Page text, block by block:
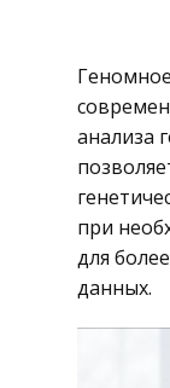
анализа
при
для
данных.